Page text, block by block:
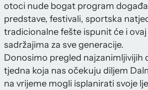
otoci nude bogat program
predstave, festivali, sportska
tradicionalne fešte ispunit će i
sadržajima za sve generacije.
Donosimo pregled najzanimljivijih
tjedna koja nas očekuju diljem
na vrijeme mogli isplanirati svoje